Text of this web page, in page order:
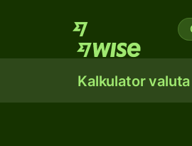
Kalkulator valuta